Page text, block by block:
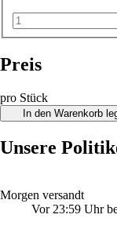
Preis
pro Stück
In den Warenkorb
Unsere
Morgen versandt
Vor 23:59 Uhr